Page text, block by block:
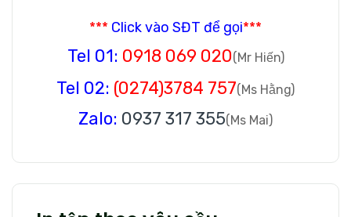
*** Click vào SĐT để gọi***
Tel 01: 0918 069 020(Mr Hiến)
Tel 02: (0274)3784 757(Ms Hằng)
Zalo: 0937 317 355(Ms Mai)